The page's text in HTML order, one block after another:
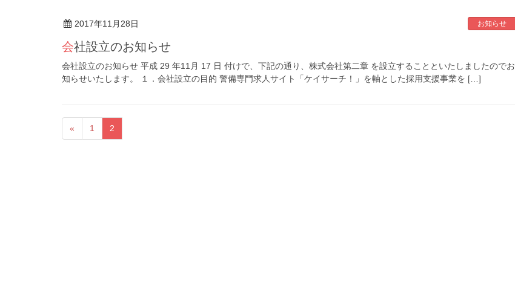
2017年11月28日 お知らせ
会社設立のお知らせ
会社設立のお知らせ 平成 29 年11月 17 日 付けで、下記の通り、株式会社第二章 を設立することといたしましたのでお
知らせいたします。 １．会社設立の目的 警備専門求人サイト「ケイサーチ！」を軸とした採用支援事業を […]
« 1 2